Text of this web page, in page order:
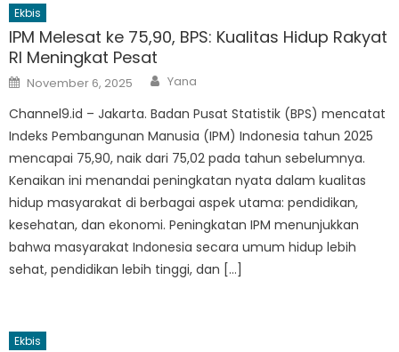
Ekbis
IPM Melesat ke 75,90, BPS: Kualitas Hidup Rakyat
RI Meningkat Pesat
Posted
on
November 6, 2025 Author
Yana
Channel9.id – Jakarta. Badan Pusat Statistik (BPS) mencatat
Indeks Pembangunan Manusia (IPM) Indonesia tahun 2025
mencapai 75,90, naik dari 75,02 pada tahun sebelumnya.
Kenaikan ini menandai peningkatan nyata dalam kualitas
hidup masyarakat di berbagai aspek utama: pendidikan,
kesehatan, dan ekonomi. Peningkatan IPM menunjukkan
bahwa masyarakat Indonesia secara umum hidup lebih
sehat, pendidikan lebih tinggi, dan […]
Ekbis